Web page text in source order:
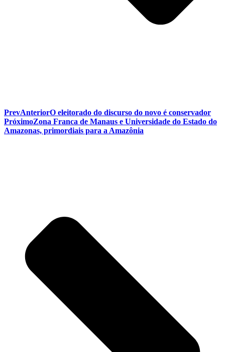
PrevAnteriorO eleitorado do discurso do novo é conservador
PróximoZona Franca de Manaus e Universidade do Estado do
Amazonas, primordiais para a Amazônia